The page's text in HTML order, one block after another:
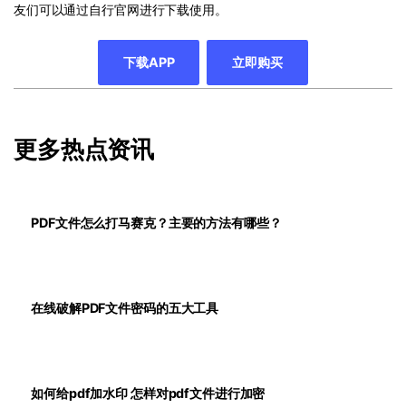
友们可以通过自行官网进行下载使用。
下载APP 立即购买
更多热点资讯
PDF文件怎么打马赛克？主要的方法有哪些？
在线破解PDF文件密码的五大工具
如何给pdf加水印 怎样对pdf文件进行加密